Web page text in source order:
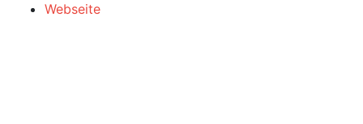
Webseite